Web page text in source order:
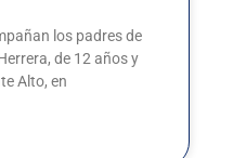
los padres de
de 12 años y
Alto, en